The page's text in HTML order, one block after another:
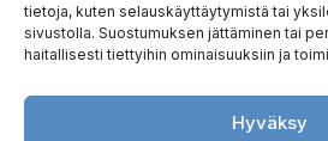
tietoja, kuten selauskäyttäytymistä tai
sivustolla. Suostumuksen jättäminen tai
haitallisesti tiettyihin ominaisuuksiin ja
Hyväksy
Monitoimiräkki ja Hip
Thrust-laite SMP01